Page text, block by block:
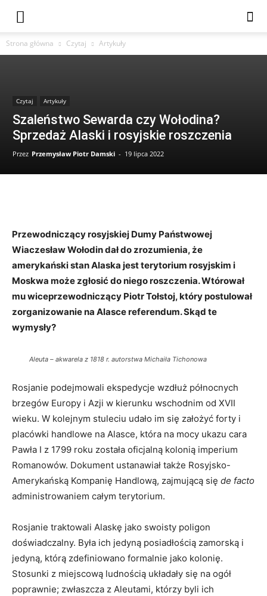
Strona główna Czytaj Artykuły
Czytaj Artykuły
Szaleństwo Sewarda czy Wołodina?
Sprzedaż Alaski i rosyjskie roszczenia
Przez Przemysław Piotr Damski - 19 lipca 2022
Przewodniczący rosyjskiej Dumy Państwowej
Wiaczesław Wołodin dał do zrozumienia, że
amerykański stan Alaska jest terytorium rosyjskim i
Moskwa może zgłosić do niego roszczenia. Wtórował
mu wiceprzewodniczący Piotr Tołstoj, który postulował
zorganizowanie na Alasce referendum. Skąd te
wymysły?
Aleuta – akwarela z 1818 r. autorstwa Michaiła Tichonowa
Rosjanie podejmowali ekspedycje wzdłuż północnych
brzegów Europy i Azji w kierunku wschodnim od XVII
wieku. W kolejnym stuleciu udało im się założyć forty i
placówki handlowe na Alasce, która na mocy ukazu cara
Pawła I z 1799 roku została oficjalną kolonią imperium
Romanowów. Dokument ustanawiał także Rosyjsko-
Amerykańską Kompanię Handlową, zajmującą się de facto
administrowaniem całym terytorium.
Rosjanie traktowali Alaskę jako swoisty poligon
doświadczalny. Była ich jedyną posiadłością zamorską i
jedyną, którą zdefiniowano formalnie jako kolonię.
Stosunki z miejscową ludnością układały się na ogół
poprawnie; zwłaszcza z Aleutami, którzy byli ich